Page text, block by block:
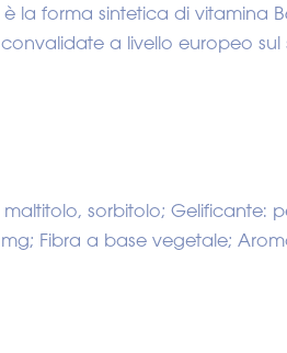
la forma sintetica di vitamina
a livello europeo sul
sorbitolo; Gelificante:
Fibra a base vegetale;